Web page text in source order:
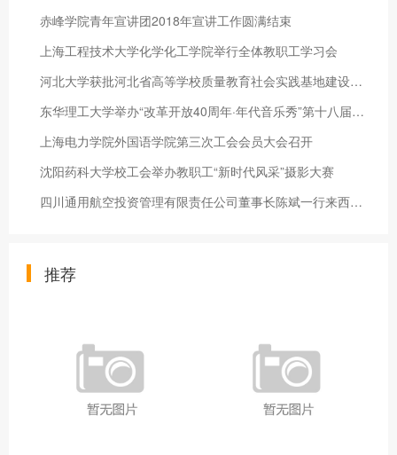
赤峰学院青年宣讲团2018年宣讲工作圆满结束
上海工程技术大学化学化工学院举行全体教职工学习会
河北大学获批河北省高等学校质量教育社会实践基地建设项目
东华理工大学举办“改革开放40周年·年代音乐秀”第十八届校园十
上海电力学院外国语学院第三次工会会员大会召开
沈阳药科大学校工会举办教职工“新时代风采”摄影大赛
四川通用航空投资管理有限责任公司董事长陈斌一行来西华大学洽谈
推荐